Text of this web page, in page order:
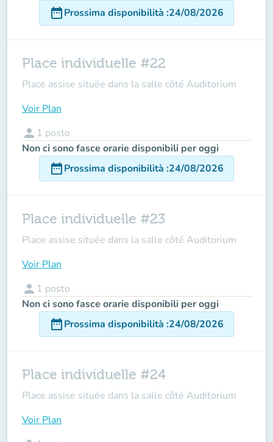
date_rangeProssima disponibilità :24/08/2026
Place individuelle #22
Place assise située dans la salle côté Auditorium
Voir Plan
person 1 posto
Non ci sono fasce orarie disponibili per oggi
date_rangeProssima disponibilità :24/08/2026
Place individuelle #23
Place assise située dans la salle côté Auditorium
Voir Plan
person 1 posto
Non ci sono fasce orarie disponibili per oggi
date_rangeProssima disponibilità :24/08/2026
Place individuelle #24
Place assise située dans la salle côté Auditorium
Voir Plan